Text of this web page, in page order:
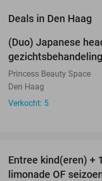
Deals in Den Haag
NEW
TODAY
(Duo) Japanese
Princess Beauty Space
Den Haag
Verkocht: 5
TODAY
Entree kind(eren) +
limonade OF